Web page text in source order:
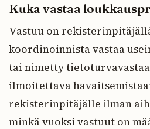
Kuka vastaa
Vastuu on
koordinoinnista vastaa
tai nimetty
ilmoitettava
rekisterinpitäjälle ilman
minkä vuoksi vastuut on